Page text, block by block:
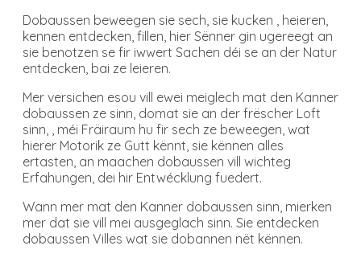
Dobaussen beweegen sie sech, sie kucken , heieren,
kennen entdecken, fillen, hier Sënner gin ugereegt an
sie benotzen se fir iwwert Sachen déi se an der Natur
entdecken, bai ze leieren.
Mer versichen esou vill ewei meiglech mat den Kanner
dobaussen ze sinn, domat sie an der frëscher Loft
sinn, , méi Fräiraum hu fir sech ze beweegen, wat
hierer Motorik ze Gutt kënnt, sie kënnen alles
ertasten, an maachen dobaussen vill wichteg
Erfahungen, dei hir Entwécklung fuedert.
Wann mer mat den Kanner dobaussen sinn, mierken
mer dat sie vill mei ausgeglach sinn. Sie entdecken
dobaussen Villes wat sie dobannen nët kënnen.